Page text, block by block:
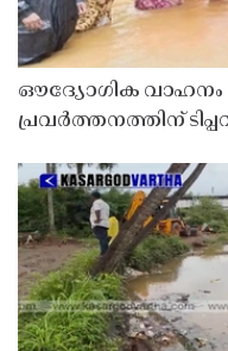
ഔദ്യോഗിക വാഹനം
പ്രവർത്തനത്തിന്